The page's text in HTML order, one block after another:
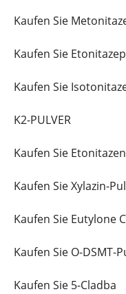
Kaufen Sie
Kaufen Sie
Kaufen Sie
K2-PULVER
Kaufen Sie
Kaufen Sie Xylazin-
Kaufen Sie Eutylone
Kaufen Sie O-DSMT-
Kaufen Sie 5-Cladba